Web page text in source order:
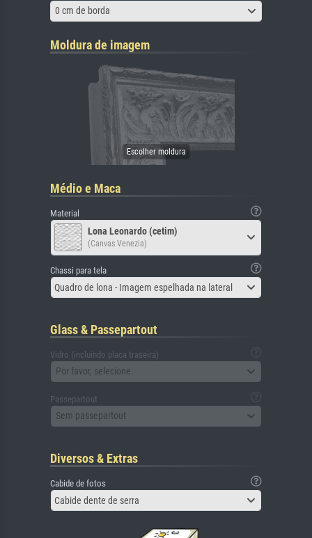
0 cm de borda
Moldura de imagem
Médio e Maca
Material
Lona Leonardo (cetim)
(Canvas Venezia)
Chassi para tela
Quadro de lona - Imagem espelhada na lateral
Glass & Passepartout
Vidro (incluindo placa traseira)
Por favor, selecione
Passepartout
Sem passepartout
Diversos & Extras
Cabide de fotos
Cabide dente de serra